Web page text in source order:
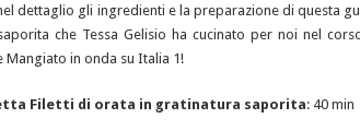
dettaglio gli ingredienti e la preparazione di questa
che Tessa Gelisio ha cucinato per noi nel
Mangiato in onda su Italia 1!
Filetti di orata in gratinatura saporita: 40 min